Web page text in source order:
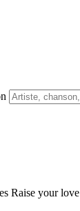
Raise your love